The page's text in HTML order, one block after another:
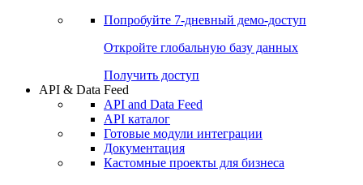
Попробуйте 7-дневный демо-доступ
Откройте глобальную базу данных
Получить доступ
API & Data Feed
API and Data Feed
API каталог
Готовые модули интеграции
Документация
Кастомные проекты для бизнеса